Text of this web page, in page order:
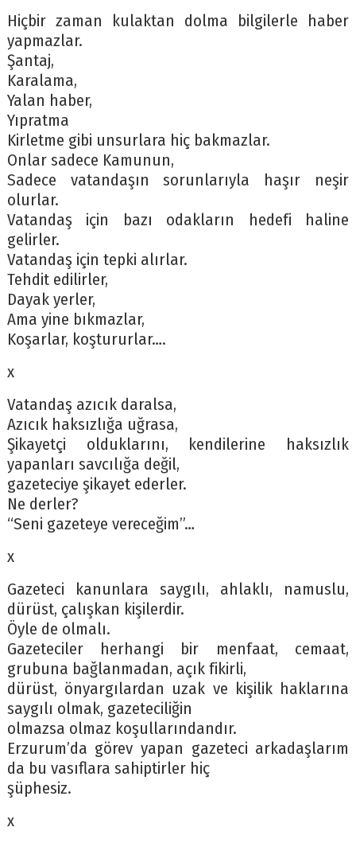
Hiçbir zaman kulaktan dolma bilgilerle haber
yapmazlar.
Şantaj,
Karalama,
Yalan haber,
Yıpratma
Kirletme gibi unsurlara hiç bakmazlar.
Onlar sadece Kamunun,
Sadece vatandaşın sorunlarıyla haşır neşir
olurlar.
Vatandaş için bazı odakların hedefi haline
gelirler.
Vatandaş için tepki alırlar.
Tehdit edilirler,
Dayak yerler,
Ama yine bıkmazlar,
Koşarlar, koştururlar….
x
Vatandaş azıcık daralsa,
Azıcık haksızlığa uğrasa,
Şikayetçi olduklarını, kendilerine haksızlık
yapanları savcılığa değil,
gazeteciye şikayet ederler.
Ne derler?
“Seni gazeteye vereceğim”…
x
Gazeteci kanunlara saygılı, ahlaklı, namuslu,
dürüst, çalışkan kişilerdir.
Öyle de olmalı.
Gazeteciler herhangi bir menfaat, cemaat,
grubuna bağlanmadan, açık fikirli,
dürüst, önyargılardan uzak ve kişilik haklarına
saygılı olmak, gazeteciliğin
olmazsa olmaz koşullarındandır.
Erzurum’da görev yapan gazeteci arkadaşlarım
da bu vasıflara sahiptirler hiç
şüphesiz.
x